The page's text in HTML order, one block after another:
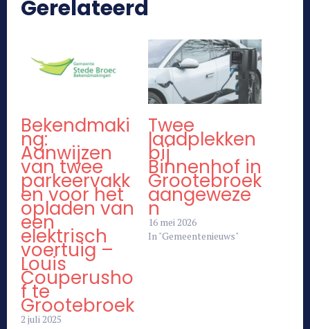
Gerelateerd
Bekendmaki
ng:
Aanwijzen
van twee
parkeervakk
en voor het
opladen van
een
elektrisch
voertuig –
Louis
Couperusho
f te
Grootebroek
2 juli 2025
Twee
laadplekken
bij
Binnenhof in
Grootebroek
aangeweze
n
16 mei 2026
In "Gemeentenieuws"